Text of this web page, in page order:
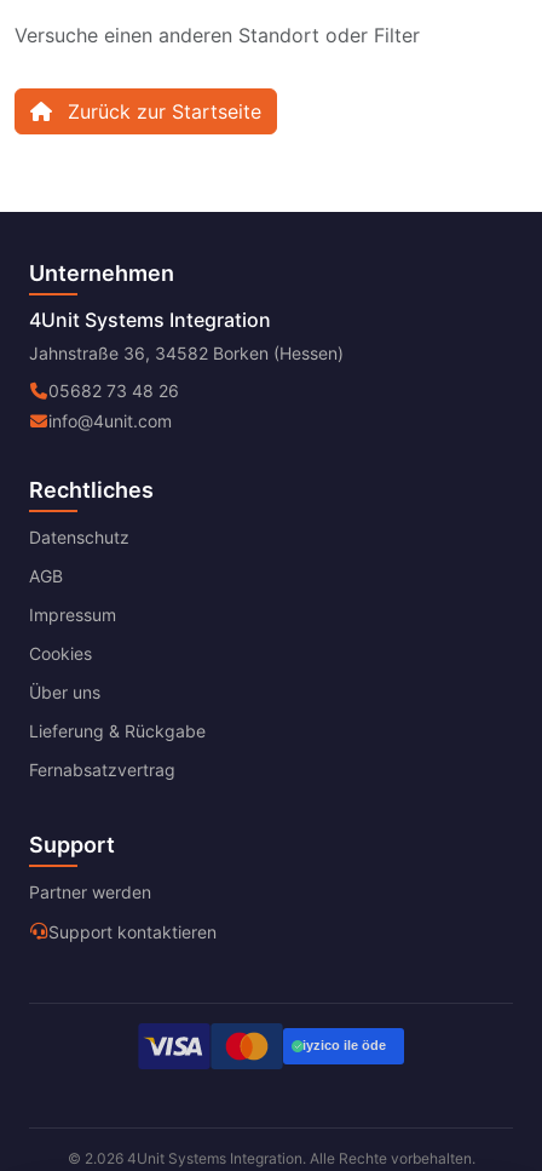
Versuche einen anderen Standort oder Filter
Zurück zur Startseite
Unternehmen
4Unit Systems Integration
Jahnstraße 36, 34582 Borken (Hessen)
05682 73 48 26
info@4unit.com
Rechtliches
Datenschutz
AGB
Impressum
Cookies
Über uns
Lieferung & Rückgabe
Fernabsatzvertrag
Support
Partner werden
Support kontaktieren
© 2.026 4Unit Systems Integration. Alle Rechte vorbehalten.